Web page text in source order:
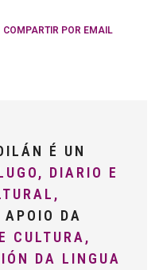
COMPARTIR POR EMAIL
É UN
DIARIO E
APOIO DA
CULTURA,
DA LINGUA